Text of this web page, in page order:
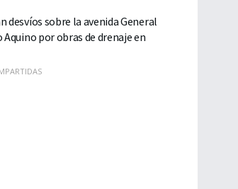
desvíos sobre la avenida General
Aquino por obras de drenaje en